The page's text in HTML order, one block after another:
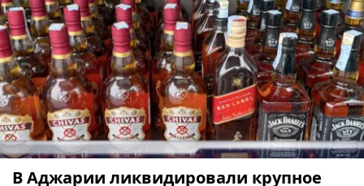
В Аджарии ликвидировали крупное